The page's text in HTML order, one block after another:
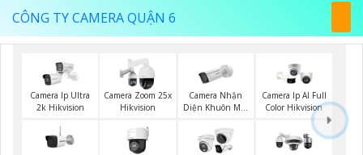
CÔNG TY CAMERA QUẬN 6
Camera Ip Ultra
2k Hikvision
Camera Zoom 25x
Hikvision
Camera Nhận
Diện Khuôn Mặt
Camera Ip AI Full
Color Hikvision